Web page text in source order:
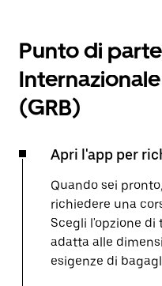
Punto di
(GRB)
Apri l'app per
Quando sei
richiedere una
Scegli l'opzione di
adatta alle
esigenze di